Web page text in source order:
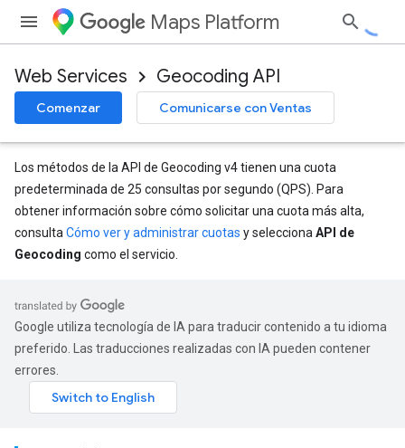
Maps Platform
Web Services Geocoding API
Comenzar Comunicarse con Ventas
Los métodos de la API de Geocoding v4 tienen una cuota
predeterminada de 25 consultas por segundo (QPS). Para
obtener información sobre cómo solicitar una cuota más alta,
consulta Cómo ver y administrar cuotas y selecciona API de
Geocoding como el servicio.
Google utiliza tecnología de IA para traducir contenido a tu idioma
preferido. Las traducciones realizadas con IA pueden contener
errores.